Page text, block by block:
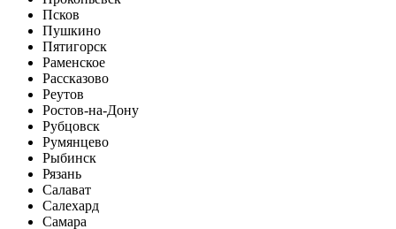
Псков
Пушкино
Пятигорск
Раменское
Рассказово
Реутов
Ростов-на-Дону
Рубцовск
Румянцево
Рыбинск
Рязань
Салават
Салехард
Самара